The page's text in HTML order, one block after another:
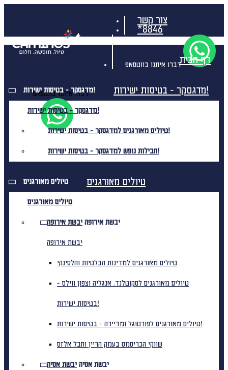
צור קשר
*8846
דברו איתנו בווטסאפ
דברו איתנו בווטסאפ
דף הבית
מדגסקר - בטיסות ישירות! מדגסקר - בטיסות ישירות!
מדגסקר - בטיסות ישירות!
טיולים מאורגנים למדגסקר - בטיסות ישירות!
חבילות נופש למדגסקר - בטיסות ישירות!
טיולים מאורגנים טיולים מאורגנים
טיולים מאורגנים
יבשת אירופה יבשת אירופה
יבשת אירופה
טיולים מאורגנים למדינות הבלטיות והלסינקי
טיולים מאורגנים לסקוטלנד, אנגליה וצפון ווילס -
בטיסות ישירות!
טיולים מאורגנים לפורטוגל ומדיירה - בטיסות ישירות!
שווקי הכריסמס בעמק הריין וחבל אלזס
יבשת אסיה יבשת אסיה